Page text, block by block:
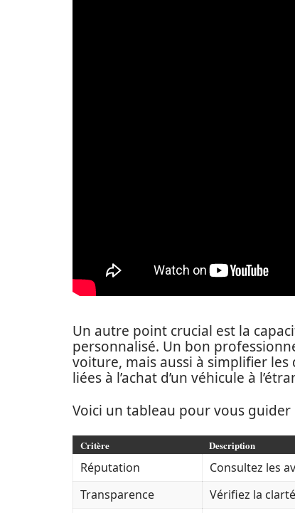
Un autre point crucial est la
personnalisé. Un bon
voiture, mais aussi à simplifier
liées à l’achat d’un véhicule à
Voici un tableau pour vous
Critère Description
Réputation
Consultez les
Transparence
Vérifiez la